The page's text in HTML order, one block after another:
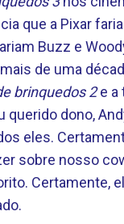
que a Pixar
Buzz e
de uma
brinquedos 2e a
querido dono,
eles.
sobre nosso
Certamente,